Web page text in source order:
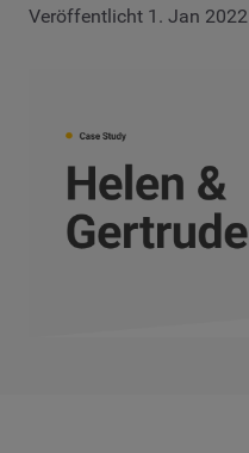
Veröffentlicht 1. Jan 2022